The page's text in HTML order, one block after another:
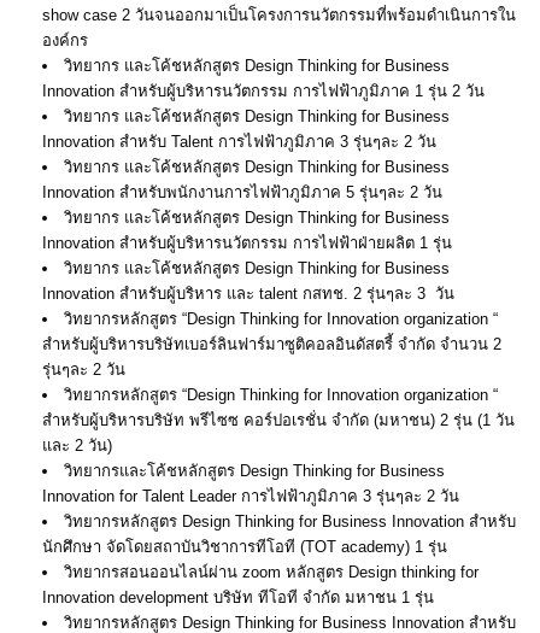
show case 2 วันจนออกมาเป็นโครงการนวัตกรรมที่พร้อมดำเนินการใน
องค์กร
วิทยากร และโค้ชหลักสูตร Design Thinking for Business
Innovation สำหรับผู้บริหารนวัตกรรม การไฟฟ้าภูมิภาค 1 รุ่น 2 วัน
วิทยากร และโค้ชหลักสูตร Design Thinking for Business
Innovation สำหรับ Talent การไฟฟ้าภูมิภาค 3 รุ่นๆละ 2 วัน
วิทยากร และโค้ชหลักสูตร Design Thinking for Business
Innovation สำหรับพนักงานการไฟฟ้าภูมิภาค 5 รุ่นๆละ 2 วัน
วิทยากร และโค้ชหลักสูตร Design Thinking for Business
Innovation สำหรับผู้บริหารนวัตกรรม การไฟฟ้าฝ่ายผลิต 1 รุ่น
วิทยากร และโค้ชหลักสูตร Design Thinking for Business
Innovation สำหรับผู้บริหาร และ talent กสทช. 2 รุ่นๆละ 3 วัน
วิทยากรหลักสูตร “Design Thinking for Innovation organization “
สำหรับผู้บริหารบริษัทเบอร์ลินฟาร์มาซูติคอลอินดัสตรี้ จำกัด จำนวน 2
รุ่นๆละ 2 วัน
วิทยากรหลักสูตร “Design Thinking for Innovation organization “
สำหรับผู้บริหารบริษัท พรีไซซ คอร์ปอเรชั่น จำกัด (มหาชน) 2 รุ่น (1 วัน
และ 2 วัน)
วิทยากรและโค้ชหลักสูตร Design Thinking for Business
Innovation for Talent Leader การไฟฟ้าภูมิภาค 3 รุ่นๆละ 2 วัน
วิทยากรหลักสูตร Design Thinking for Business Innovation สำหรับ
นักศึกษา จัดโดยสถาบันวิชาการทีโอที (TOT academy) 1 รุ่น
วิทยากรสอนออนไลน์ผ่าน zoom หลักสูตร Design thinking for
Innovation development บริษัท ทีโอที จำกัด มหาชน 1 รุ่น
วิทยากรหลักสูตร Design Thinking for Business Innovation สำหรับ